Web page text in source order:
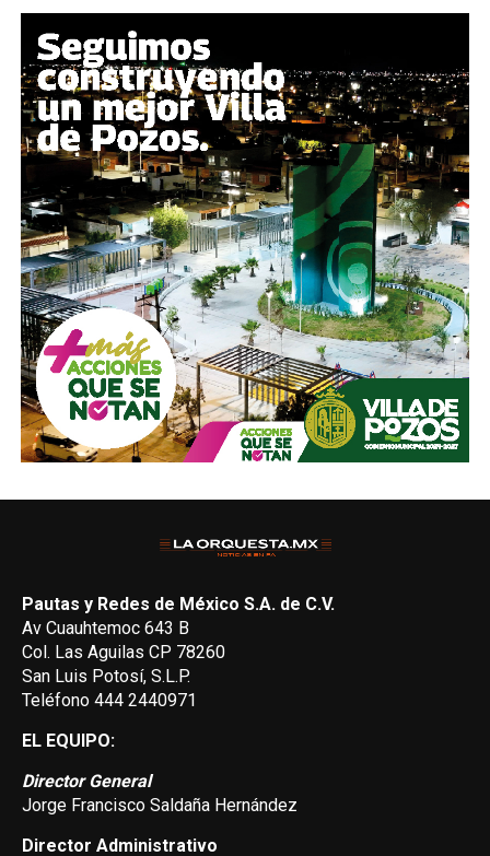
Pautas y Redes de México S.A. de C.V.
Av Cuauhtemoc 643 B
Col. Las Aguilas CP 78260
San Luis Potosí, S.L.P.
Teléfono 444 2440971
EL EQUIPO:
Director General
Jorge Francisco Saldaña Hernández
Director Administrativo